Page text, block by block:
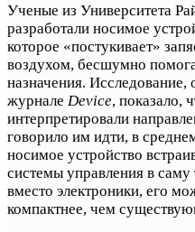
Ученые из Университета
разработали носимое
которое «постукивает»
воздухом, бесшумно
назначения. Исследование,
журнале Device, показало,
интерпретировали
говорило им идти, в
носимое устройство
системы управления в саму
вместо электроники, его
компактнее, чем